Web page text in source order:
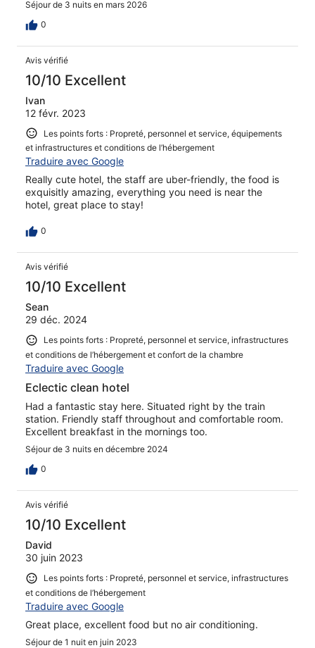
Séjour de 3 nuits en mars 2026
0
Avis vérifié
10/10 Excellent
Ivan
12 févr. 2023
Les points forts : Propreté, personnel et service, équipements
et infrastructures et conditions de l’hébergement
Traduire avec Google
Really cute hotel, the staff are uber-friendly, the food is
exquisitly amazing, everything you need is near the
hotel, great place to stay!
0
Avis vérifié
10/10 Excellent
Sean
29 déc. 2024
Les points forts : Propreté, personnel et service, infrastructures
et conditions de l’hébergement et confort de la chambre
Traduire avec Google
Eclectic clean hotel
Had a fantastic stay here. Situated right by the train
station. Friendly staff throughout and comfortable room.
Excellent breakfast in the mornings too.
Séjour de 3 nuits en décembre 2024
0
Avis vérifié
10/10 Excellent
David
30 juin 2023
Les points forts : Propreté, personnel et service, infrastructures
et conditions de l’hébergement
Traduire avec Google
Great place, excellent food but no air conditioning.
Séjour de 1 nuit en juin 2023